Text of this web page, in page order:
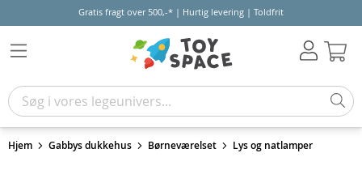
Gratis fragt over 500,-* | Hurtig levering | Toldfrit
Hjem Gabbys dukkehus Børneværelset Lys og natlamper